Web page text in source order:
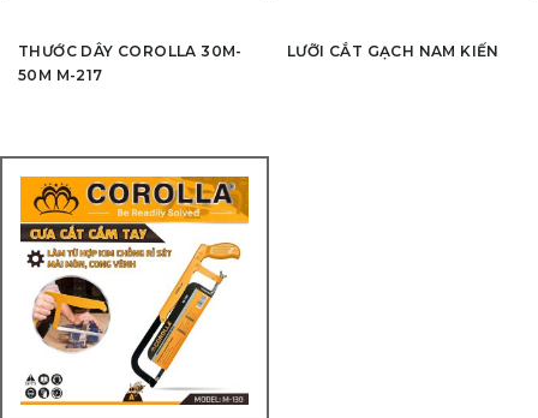
THƯỚC DÂY COROLLA 30M-
50M M-217
LƯỠI CẮT GẠCH NAM KIẾN